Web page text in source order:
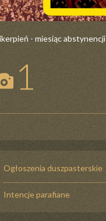
- miesiąc
1
Ogłoszenia duszpasterskie
Intencje parafiane